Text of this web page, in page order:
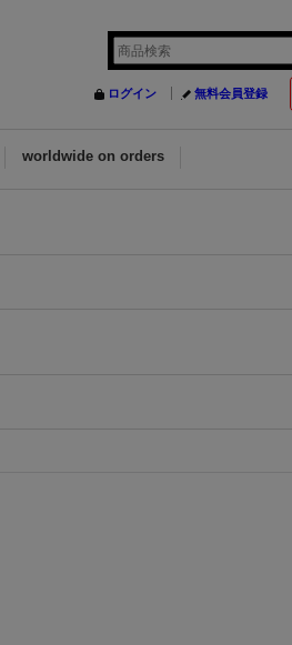
ログイン 無料会員登録
worldwide on orders